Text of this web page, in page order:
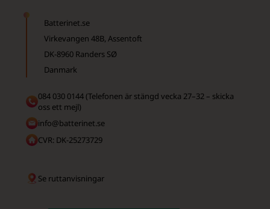
Batterinet.se
Virkevangen 48B, Assentoft
DK-8960 Randers SØ
Danmark
084 030 0144 (Telefonen är stängd vecka 27–32 – skicka
oss ett mejl)
info@batterinet.se
CVR: DK-25273729
Se ruttanvisningar